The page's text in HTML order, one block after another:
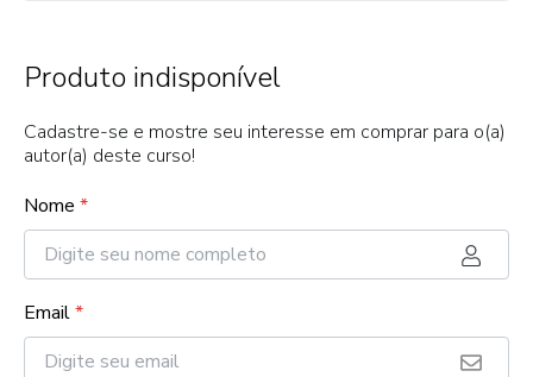
Produto indisponível
Cadastre-se e mostre seu interesse em comprar para o(a)
autor(a) deste curso!
Nome *
Email*